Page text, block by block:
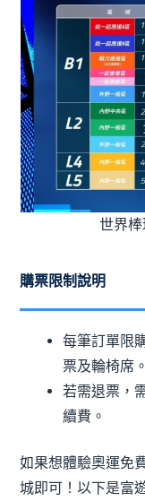
世界
購票限制說明
每筆訂單限
票及輪椅席。
若需退票，
續費。
如果想體驗奧運免
城即可！以下是富